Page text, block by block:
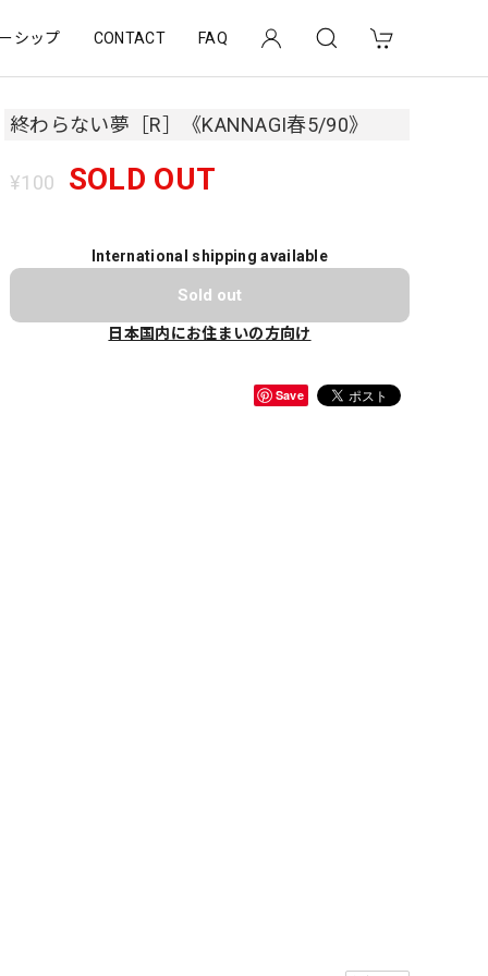
シップ CONTACT FAQ
終わらない夢［R］《KANNAGI春5/90》
¥100 SOLD OUT
International shipping available
Sold out
日本国内にお住まいの方向け
Save